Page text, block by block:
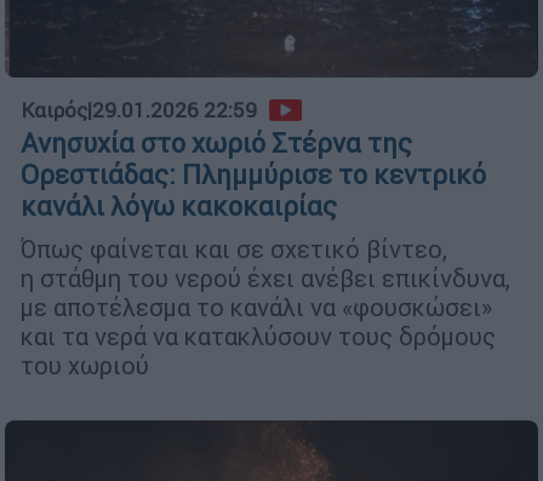
Καιρός|29.01.2026 22:59
Ανησυχία στο χωριό Στέρνα της
Ορεστιάδας: Πλημμύρισε το κεντρικό
κανάλι λόγω κακοκαιρίας
Όπως φαίνεται και σε σχετικό βίντεο,
η στάθμη του νερού έχει ανέβει επικίνδυνα,
με αποτέλεσμα το κανάλι να «φουσκώσει»
και τα νερά να κατακλύσουν τους δρόμους
του χωριού